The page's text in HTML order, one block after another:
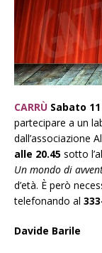
CARRÙ Sabato
partecipare a un
dall’associazione
alle 20.45 sotto
Un mondo di
d’età. È però
telefonando al
Davide Barile